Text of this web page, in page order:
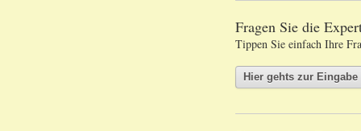
Fragen Sie die
Tippen Sie einfach Ihre